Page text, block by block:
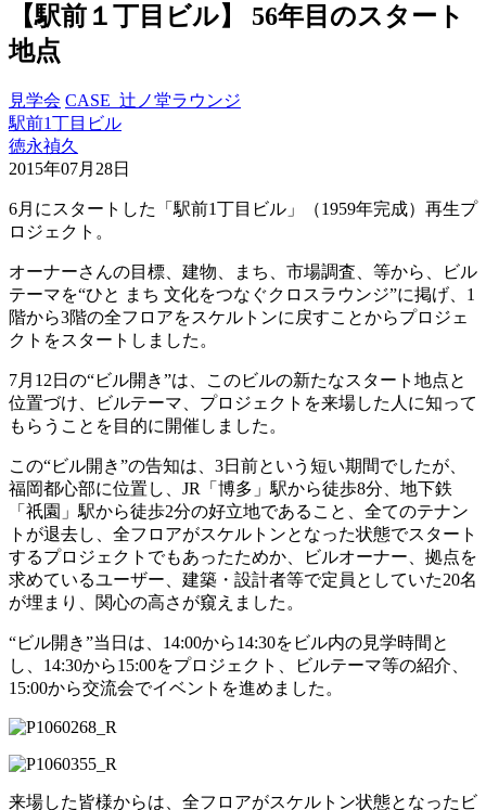
【駅前１丁目ビル】 56年目のスタート
地点
見学会 CASE_辻ノ堂ラウンジ
駅前1丁目ビル
徳永禎久
2015年07月28日
6月にスタートした「駅前1丁目ビル」（1959年完成）再生プ
ロジェクト。
オーナーさんの目標、建物、まち、市場調査、等から、ビル
テーマを“ひと まち 文化をつなぐクロスラウンジ”に掲げ、1
階から3階の全フロアをスケルトンに戻すことからプロジェ
クトをスタートしました。
7月12日の“ビル開き”は、このビルの新たなスタート地点と
位置づけ、ビルテーマ、プロジェクトを来場した人に知って
もらうことを目的に開催しました。
この“ビル開き”の告知は、3日前という短い期間でしたが、
福岡都心部に位置し、JR「博多」駅から徒歩8分、地下鉄
「祇園」駅から徒歩2分の好立地であること、全てのテナン
トが退去し、全フロアがスケルトンとなった状態でスタート
するプロジェクトでもあったためか、ビルオーナー、拠点を
求めているユーザー、建築・設計者等で定員としていた20名
が埋まり、関心の高さが窺えました。
“ビル開き”当日は、14:00から14:30をビル内の見学時間と
し、14:30から15:00をプロジェクト、ビルテーマ等の紹介、
15:00から交流会でイベントを進めました。
来場した皆様からは、全フロアがスケルトン状態となったビ